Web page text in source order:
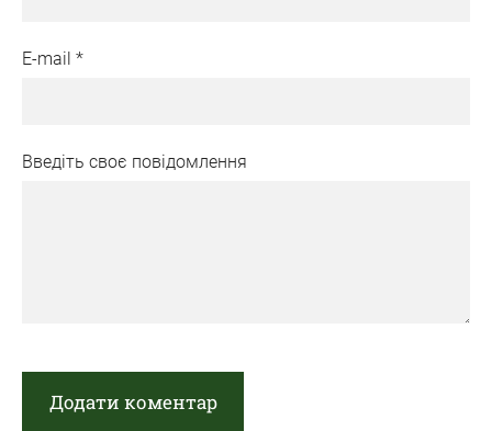
E-mail *
Введіть своє повідомлення